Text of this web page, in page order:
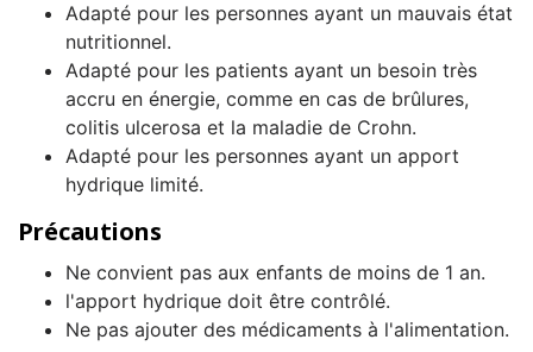
Adapté pour les personnes ayant un mauvais état
nutritionnel.
Adapté pour les patients ayant un besoin très
accru en énergie, comme en cas de brûlures,
colitis ulcerosa et la maladie de Crohn.
Adapté pour les personnes ayant un apport
hydrique limité.
Précautions
Ne convient pas aux enfants de moins de 1 an.
l'apport hydrique doit être contrôlé.
Ne pas ajouter des médicaments à l'alimentation.